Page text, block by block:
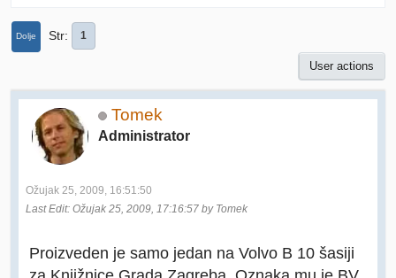
Dolje Str 1
User actions
Tomek
Administrator
Ožujak 25, 2009, 16:51:50
Last Edit: Ožujak 25, 2009, 17:16:57 by Tomek
Proizveden je samo jedan na Volvo B 10 šasiji